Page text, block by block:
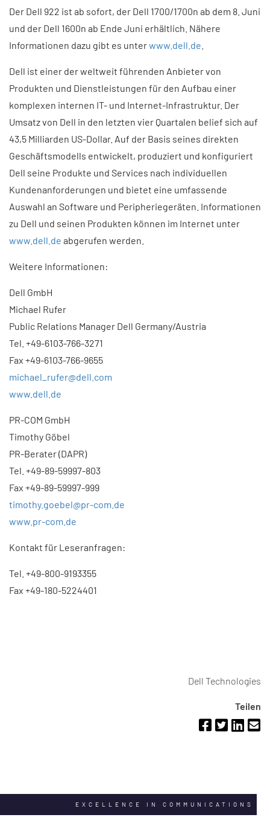
Der Dell 922 ist ab sofort, der Dell 1700/1700n ab dem 8. Juni
und der Dell 1600n ab Ende Juni erhältlich. Nähere
Informationen dazu gibt es unterwww.dell.de
Dell ist einer der weltweit führenden Anbieter von
Produkten und Dienstleistungen für den Aufbau einer
komplexen internen IT- und Internet-Infrastruktur. Der
Umsatz von Dell in den letzten vier Quartalen belief sich auf
43,5 Milliarden US-Dollar. Auf der Basis seines direkten
Geschäftsmodells entwickelt, produziert und konfiguriert
Dell seine Produkte und Services nach individuellen
Kundenanforderungen und bietet eine umfassende
Auswahl an Software und Peripheriegeräten. Informationen
zu Dell und seinen Produkten können im Internet unter
www.dell.de abgerufen werden.
Weitere Informationen:
Dell GmbH
Michael Rufer
Public Relations Manager Dell Germany/Austria
Tel. +49-6103-766-3271
Fax +49-6103-766-9655
michael_rufer@dell.com
www.dell.de
PR-COM GmbH
Timothy Göbel
PR-Berater (DAPR)
Tel. +49-89-59997-803
Fax +49-89-59997-999
timothy.goebel@pr-com.de
www.pr-com.de
Kontakt für Leseranfragen:
Tel. +49-800-9193355
Fax +49-180-5224401
Dell Technologies
Teilen
EXCELLENCE IN COMMUNICATIONS